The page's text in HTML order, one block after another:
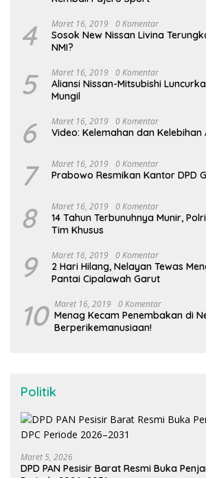
4 Maret 16, 2019 0 Komentar
Sosok New Nissan Livina
NMI?
5 Maret 16, 2019 0 Komentar
Aliansi Nissan-Mitsubishi
Mungil
6 Maret 16, 2019 0 Komentar
Video: Kelemahan dan Kelebihan
7 Maret 16, 2019 0 Komentar
Prabowo Resmikan Kantor DPD
8 Maret 16, 2019 0 Komentar
14 Tahun Terbunuhnya Munir,
Tim Khusus
9 Maret 16, 2019 0 Komentar
2 Hari Hilang, Nelayan Tewas
Pantai Cipalawah Garut
10 Maret 16, 2019 0 Komentar
Menag Kecam Penembakan di
Berperikemanusiaan!
Politik
Maret 5, 2026
DPD PAN Pesisir Barat Resmi Buka